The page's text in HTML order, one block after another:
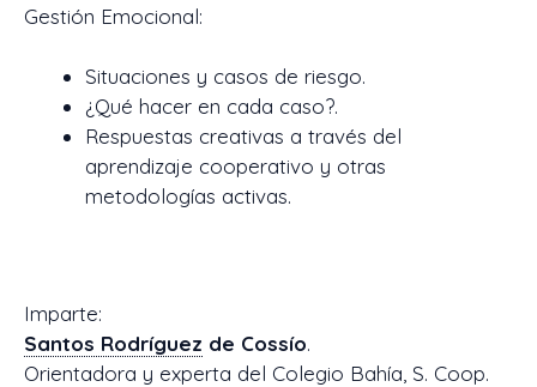
Gestión Emocional:
Situaciones y casos de riesgo.
¿Qué hacer en cada caso?.
Respuestas creativas a través del
aprendizaje cooperativo y otras
metodologías activas.
Imparte:
Santos Rodríguez de Cossío.
Orientadora y experta del Colegio Bahía, S. Coop.